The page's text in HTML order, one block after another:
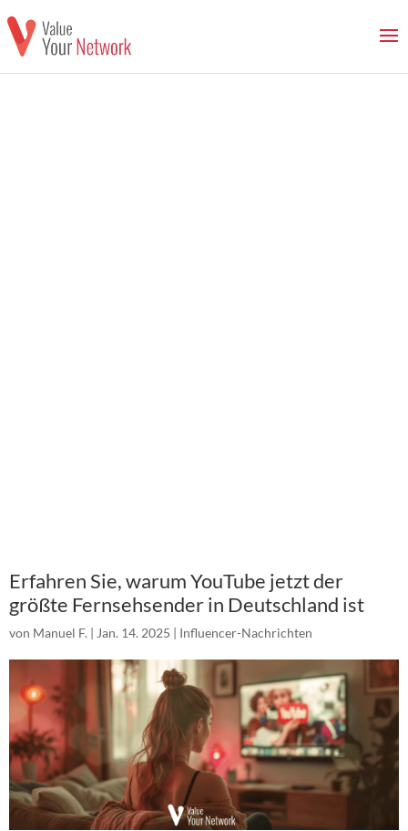
Erfahren Sie, warum YouTube jetzt der
größte Fernsehsender in Deutschland ist
von Manuel F. | Jan. 14. 2025 | Influencer-Nachrichten